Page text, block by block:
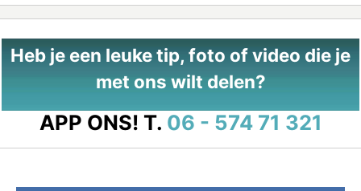
Heb je een leuke tip, foto of video die je
met ons wilt delen?
APP ONS! T. 06 - 574 71 321